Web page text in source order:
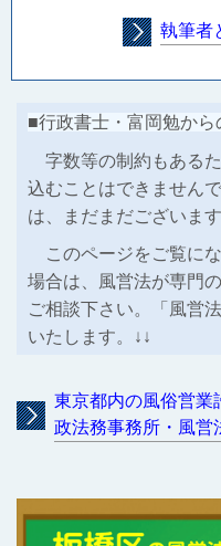
執筆者
■行政書士・富岡勉から
字数等の制約もある
込むことはできません
は、まだまだございます
このページをご覧に
場合は、風営法が専門
ご相談下さい。「風営
いたします。↓↓
東京都内の風俗営業
政法務事務所・風営